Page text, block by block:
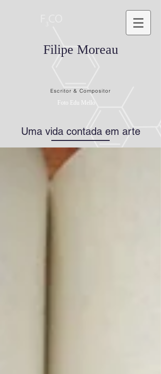
Filipe Moreau
Escritor & Compositor
Foto Edu Mello
Uma vida contada em arte